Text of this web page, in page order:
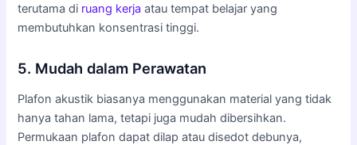
terutama di ruang kerja atau tempat belajar yang
membutuhkan konsentrasi tinggi.
5. Mudah dalam Perawatan
Plafon akustik biasanya menggunakan material yang tidak
hanya tahan lama, tetapi juga mudah dibersihkan.
Permukaan plafon dapat dilap atau disedot debunya,